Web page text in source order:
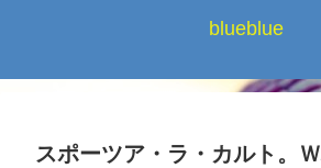
blueblue
スポーツア・ラ・カルト。